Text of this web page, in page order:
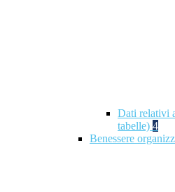
Dati relativi
tabelle) 4
Benessere